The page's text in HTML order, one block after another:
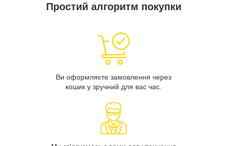
Простий алгоритм покупки
Ви оформляєте замовлення через
кошик у зручний для вас час.